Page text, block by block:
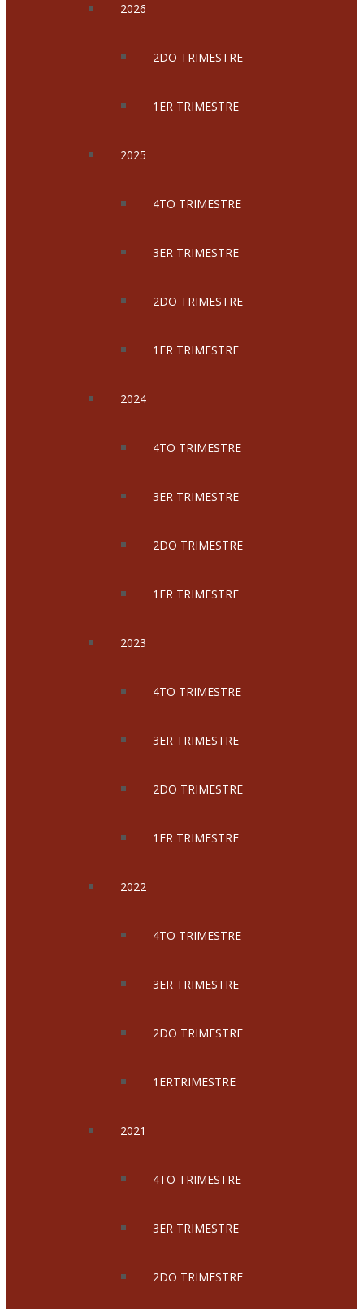
2026
2DO TRIMESTRE
1ER TRIMESTRE
2025
4TO TRIMESTRE
3ER TRIMESTRE
2DO TRIMESTRE
1ER TRIMESTRE
2024
4TO TRIMESTRE
3ER TRIMESTRE
2DO TRIMESTRE
1ER TRIMESTRE
2023
4TO TRIMESTRE
3ER TRIMESTRE
2DO TRIMESTRE
1ER TRIMESTRE
2022
4TO TRIMESTRE
3ER TRIMESTRE
2DO TRIMESTRE
1ERTRIMESTRE
2021
4TO TRIMESTRE
3ER TRIMESTRE
2DO TRIMESTRE